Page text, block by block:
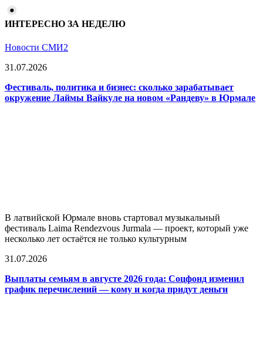
ИНТЕРЕСНО ЗА НЕДЕЛЮ
Новости СМИ2
31.07.2026
Фестиваль, политика и бизнес: сколько зарабатывает
окружение Лаймы Вайкуле на новом «Рандеву» в Юрмале
В латвийской Юрмале вновь стартовал музыкальный
фестиваль Laima Rendezvous Jurmala — проект, который уже
несколько лет остаётся не только культурным
31.07.2026
Выплаты семьям в августе 2026 года: Соцфонд изменил
график перечислений — кому и когда придут деньги